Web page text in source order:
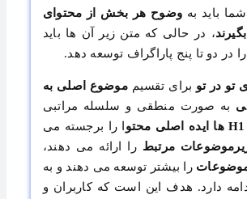
باید به وضوح هر بخش از محتوای
، در حالی که متن زیر آن ها باید
در دو تا پنج پاراگراف توسعه دهد.
در تو برای تقسیمموضوع اصلی به
به صورت منطقی و سلسله مراتبی
H1 ها ایده اصلی محتو
ا را برجسته می
را ارائه می دهند،
را بیشتر توسعه می دهند و به
دارد. هدف این است که کاربران و